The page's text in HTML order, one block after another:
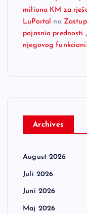
miliona KM za
LuPortal na
pojasnio prednosti
njegovog
Archives
August 2026
Juli 2026
Juni 2026
Maj 2026